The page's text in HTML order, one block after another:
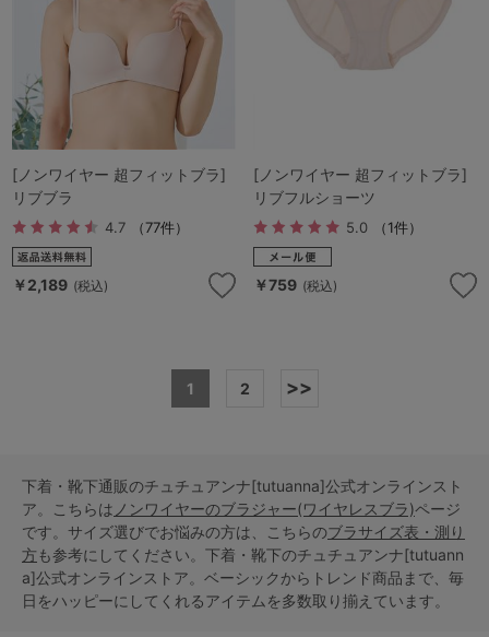
[ノンワイヤー 超フィットブラ]
リブブラ
4.7 （77件）
￥2,189 (税込)
[ノンワイヤー 超フィットブラ]
リブフルショーツ
5.0 （1件）
￥759 (税込)
1 2 >>
下着・靴下通販のチュチュアンナ[tutuanna]公式オンラインスト
ア。こちらは ノンワイヤーのブラジャー(ワイヤレスブラ)ページ
です。サイズ選びでお悩みの方は、こちらのブラサイズ表・測り
方も参考にしてください。下着・靴下のチュチュアンナ[tutuann
a]公式オンラインストア。ベーシックからトレンド商品まで、毎
日をハッピーにしてくれるアイテムを多数取り揃えています。